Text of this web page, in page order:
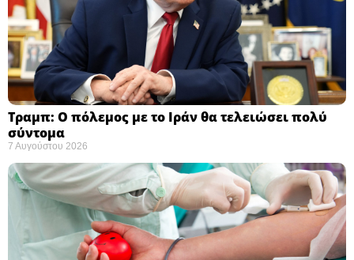
Τραμπ: Ο πόλεμος με το Ιράν θα τελειώσει πολύ
σύντομα ​
7 Αυγούστου 2026